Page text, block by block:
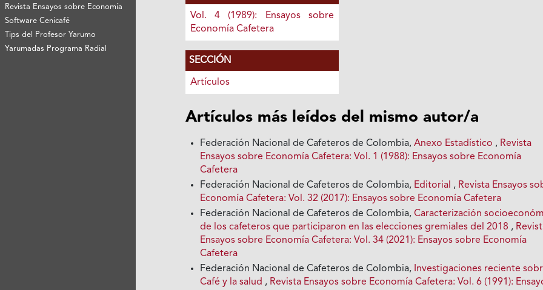
Revista Ensayos sobre Economía
Software Cenicafé
Tips del Profesor Yarumo
Yarumadas Programa Radial
Vol. 4 (1989): Ensayos sobre
Economía Cafetera
SECCIÓN
Artículos
Artículos más leídos del mismo autor/a
Federación Nacional de Cafeteros de Colombia,Anexo Estadístico , Revista
Ensayos sobre Economía Cafetera: Vol. 1 (1988): Ensayos sobre Economía
Cafetera
Federación Nacional de Cafeteros de Colombia, Editorial , Revista Ensayos
Economía Cafetera: Vol. 32 (2017): Ensayos sobre Economía Cafetera
Federación Nacional de Cafeteros de Colombia,Caracterización
de los cafeteros que participaron en las elecciones gremiales del 2018 ,
Ensayos sobre Economía Cafetera: Vol. 34 (2021): Ensayos sobre Economía
Cafetera
Federación Nacional de Cafeteros de Colombia, Investigaciones reciente
Café y la salud , Revista Ensayos sobre Economía Cafetera: Vol. 6 (1991):